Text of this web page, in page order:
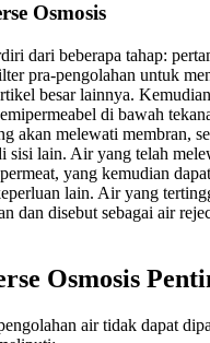
Osmosis
dari beberapa tahap:
pra-pengolahan untuk
besar lainnya.
di bawah
akan melewati membran,
sisi lain. Air yang telah
yang kemudian
lain. Air yang
dan disebut sebagai air
Osmosis
air tidak dapat